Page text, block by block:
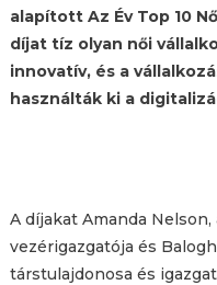
alapított Az Év Top 10
díjat tíz olyan női
innovatív, és a
használták ki a
A díjakat Amanda
vezérigazgatója és
társtulajdonosa és